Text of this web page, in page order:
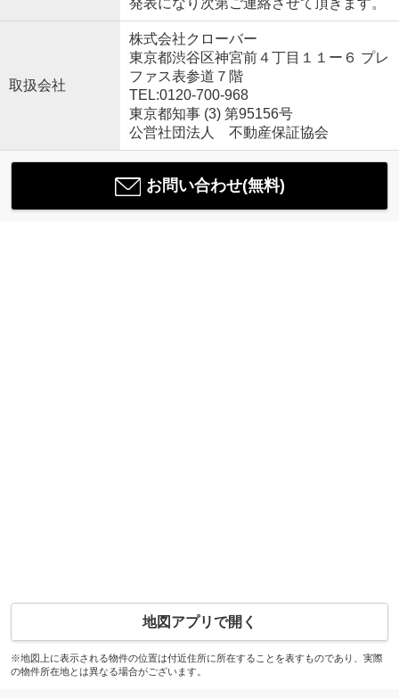
発表になり次第ご連絡させて頂きます。
取扱会社
株式会社クローバー
東京都渋谷区神宮前４丁目１１ー６ プレ
ファス表参道７階
TEL:0120-700-968
東京都知事 (3) 第95156号
公営社団法人 不動産保証協会
お問い合わせ(無料)
地図アプリで開く
※地図上に表示される物件の位置は付近住所に所在することを表すものであり、実際
の物件所在地とは異なる場合がございます。